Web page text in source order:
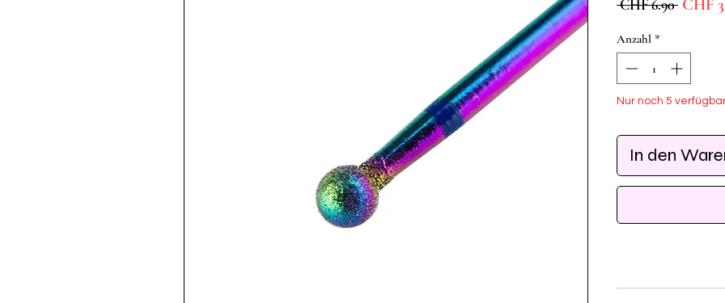
CHF 6.90 CHF
Anzahl *
Nur noch 5
In den